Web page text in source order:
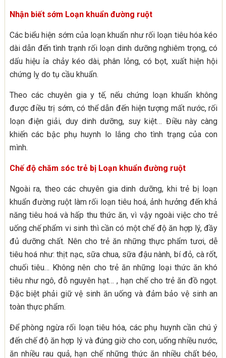
Nhận biết sớm Loạn khuẩn đường ruột
Các biểu hiện sớm của loạn khuẩn như rối loạn tiêu hóa kéo
dài dẫn đến tình trạnh rối loạn dinh dưỡng nghiêm trọng, có
dấu hiệu ỉa chảy kéo dài, phân lỏng, có bọt, xuất hiện hội
chứng lỵ do tụ cầu khuẩn.
Theo các chuyên gia y tế, nếu chứng loạn khuẩn không
được điều trị sớm, có thể dẫn đến hiện tượng mất nước, rối
loạn điện giải, duy dinh dưỡng, suy kiệt… Điều này càng
khiến các bậc phụ huynh lo lắng cho tình trạng của con
mình.
Chế độ chăm sóc trẻ bị Loạn khuẩn đường ruột
Ngoài ra, theo các chuyên gia dinh dưỡng, khi trẻ bị loạn
khuẩn đường ruột làm rối loạn tiêu hoá, ảnh hưởng đến khả
năng tiêu hoá và hấp thu thức ăn, vì vậy ngoài việc cho trẻ
uống chế phẩm vi sinh thì cần có một chế độ ăn hợp lý, đầy
đủ dưỡng chất. Nên cho trẻ ăn những thực phẩm tươi, dễ
tiêu hoá như: thịt nạc, sữa chua, sữa đậu nành, bí đỏ, cà rốt,
chuối tiêu… Không nên cho trẻ ăn những loại thức ăn khó
tiêu như ngô, đỗ nguyên hạt… , hạn chế cho trẻ ăn đồ ngọt.
Đặc biệt phải giữ vệ sinh ăn uống và đảm bảo vệ sinh an
toàn thực phẩm.
Để phòng ngừa rối loạn tiêu hóa, các phụ huynh cần chú ý
đến chế độ ăn hợp lý và đúng giờ cho con, uống nhiều nước,
ăn nhiều rau quả, hạn chế những thức ăn nhiều chất béo,